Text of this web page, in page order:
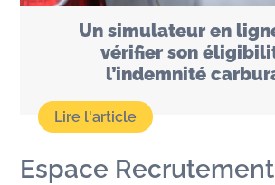
Un simulateur en
vérifier son
l’indemnité
Espace Recrutement